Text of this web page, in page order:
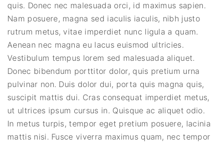
quis. Donec nec malesuada orci, id maximus sapien.
Nam posuere, magna sed iaculis iaculis, nibh justo
rutrum metus, vitae imperdiet nunc ligula a quam.
Aenean nec magna eu lacus euismod ultricies.
Vestibulum tempus lorem sed malesuada aliquet.
Donec bibendum porttitor dolor, quis pretium urna
pulvinar non. Duis dolor dui, porta quis magna quis,
suscipit mattis dui. Cras consequat imperdiet metus,
ut ultrices ipsum cursus in. Quisque ac aliquet odio.
In metus turpis, tempor eget pretium posuere, lacinia
mattis nisi. Fusce viverra maximus quam, nec tempor